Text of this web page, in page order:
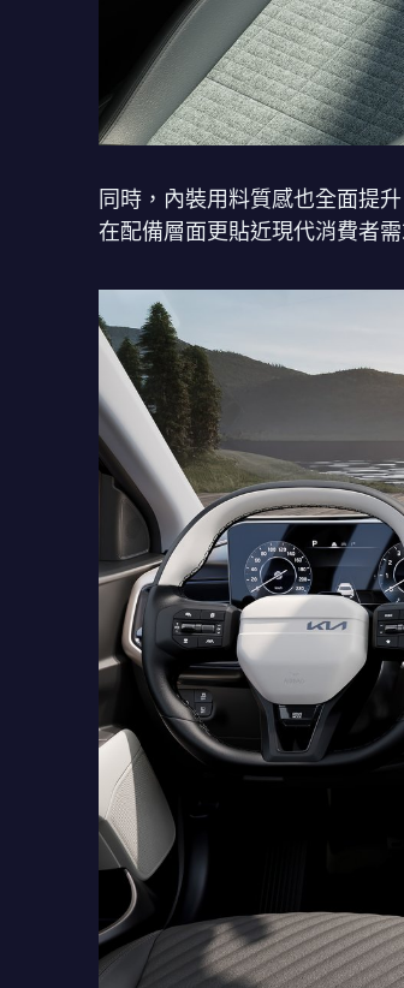
同時，內裝用料質感也全面提
在配備層面更貼近現代消費者需